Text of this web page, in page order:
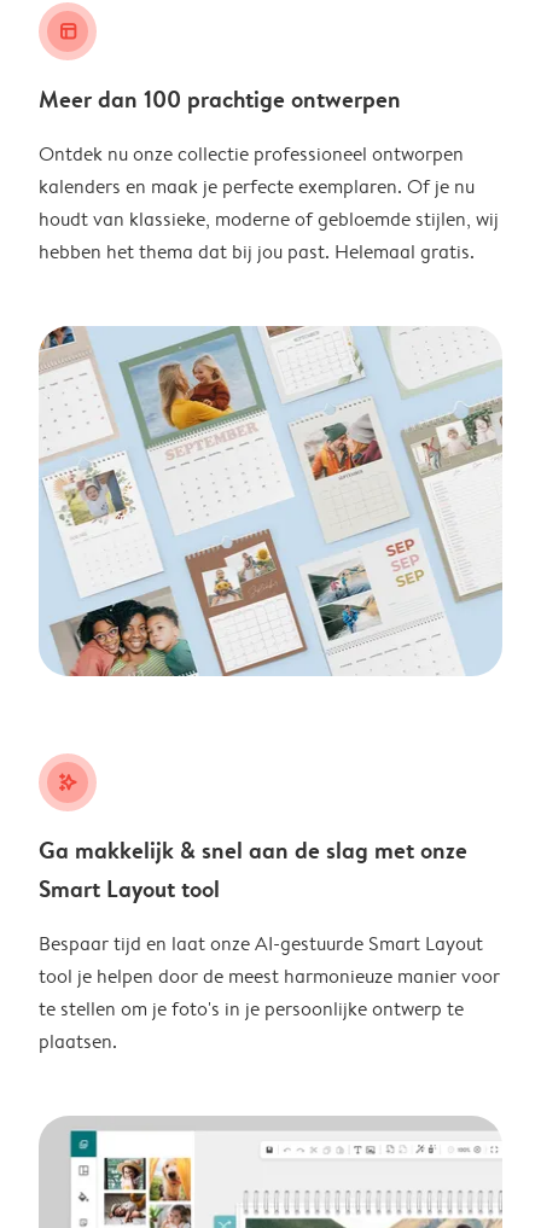
layout_alt
Meer dan 100 prachtige ontwerpen
Ontdek nu onze collectie professioneel ontworpen
kalenders en maak je perfecte exemplaren. Of je nu
houdt van klassieke, moderne of gebloemde stijlen, wij
hebben het thema dat bij jou past. Helemaal gratis.
stars_plus
Ga makkelijk & snel aan de slag met onze
Smart Layout tool
Bespaar tijd en laat onze AI-gestuurde Smart Layout
tool je helpen door de meest harmonieuze manier voor
te stellen om je foto's in je persoonlijke ontwerp te
plaatsen.